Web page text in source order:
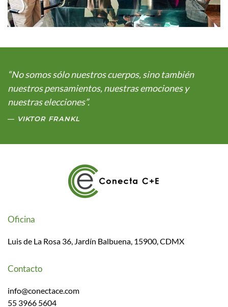
“No somos sólo nuestros cuerpos, sino también
nuestros pensamientos, nuestras emociones y
nuestras elecciones”.
VIKTOR FRANKL
Oficina
Luis de La Rosa 36, Jardín Balbuena, 15900, CDMX
Contacto
info@conectace.com
55 3966 5604